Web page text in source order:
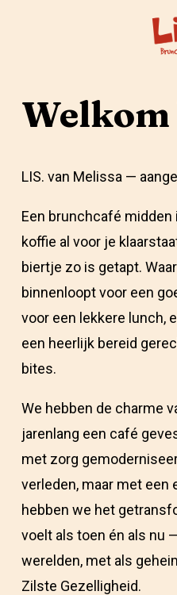
LIS. van Melissa —
Een brunchcafé midden
koffie al voor je
biertje zo is getapt.
binnenloopt voor een
voor een lekkere lunch,
een heerlijk bereid
bites.
We hebben de charme
jarenlang een café
met zorg
verleden, maar met een
hebben we het
voelt als toen én als nu
werelden, met als
Zilste Gezelligheid.